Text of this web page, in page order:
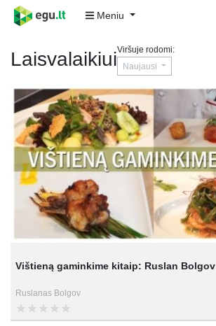
Meniu
LaisvalaikiuiViršuje rodomi:
Naujausi
Vištieną gaminkime kitaip: Ruslan Bolgov
Ruslanas Bolgov